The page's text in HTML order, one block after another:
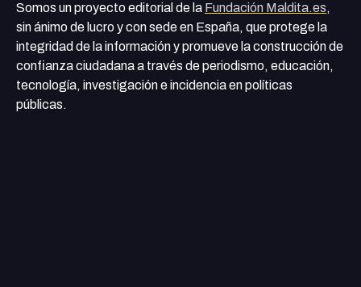
Somos un proyecto editorial de la Fundación Maldita.es,
sin ánimo de lucro y con sede en España, que protege la
integridad de la información y promueve la construcción de
confianza ciudadana a través de periodismo, educación,
tecnología, investigación e incidencia en políticas
públicas.